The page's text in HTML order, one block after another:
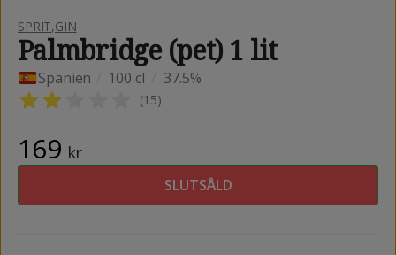
SPRIT,GIN
Palmbridge (pet) 1 lit
Spanien 100 cl 37.5%
(15)
169 kr
SLUTSÅLD